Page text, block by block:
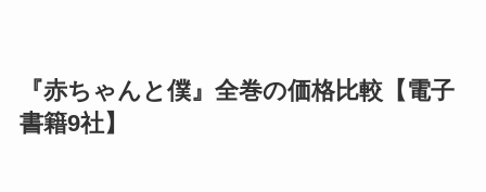
『赤ちゃんと僕』全巻の価格比較【電子
書籍9社】